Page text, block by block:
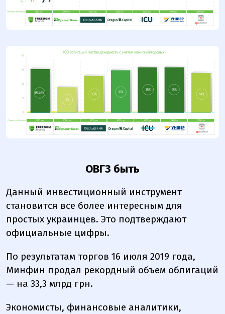
ОВГЗ быть
Данный инвестиционный инструмент
становится все более интересным для
простых украинцев. Это подтверждают
официальные цифры.
По результатам торгов 16 июля 2019 года,
Минфин продал рекордный объем облигаций
— на 33,3 млрд грн.
Экономисты, финансовые аналитики,